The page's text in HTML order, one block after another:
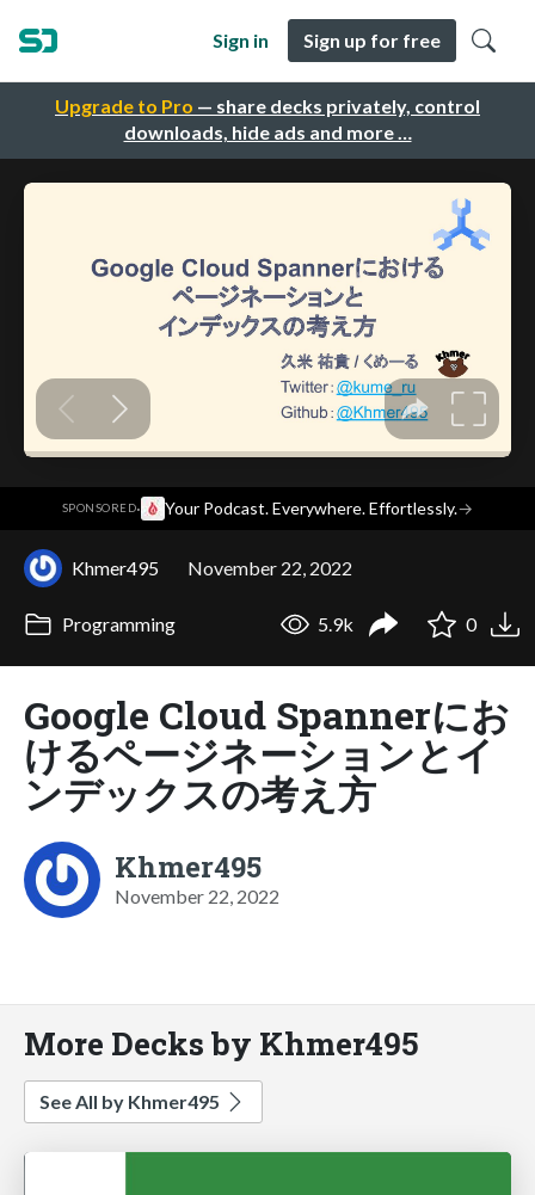
Upgrade to Pro — share decks privately, control
downloads, hide ads and more …
Sign in Sign up for free
SPONSORED· Your Podcast. Everywhere. Effortlessly.→
Khmer495 November 22, 2022
Programming 5.9k 0
Google Cloud Spannerにお
けるページネーションとイ
ンデックスの考え方
Khmer495
November 22, 2022
More Decks by Khmer495
See All by Khmer495